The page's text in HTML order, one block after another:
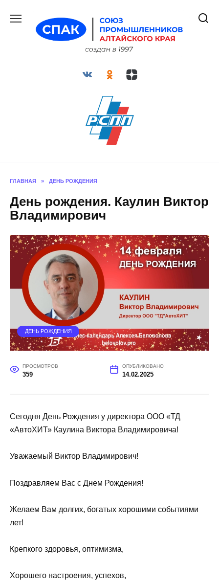
содержанию
ГЛАВНАЯ » ДЕНЬ РОЖДЕНИЯ
День рождения. Каулин Виктор
Владимирович
ДЕНЬ РОЖДЕНИЯ
ПРОСМОТРОВ
359
ОПУБЛИКОВАНО
14.02.2025
Сегодня День Рождения у директора ООО «ТД
«АвтоХИТ» Каулина Виктора Владимировича!
Уважаемый Виктор Владимирович!
Поздравляем Вас с Днем Рождения!
Желаем Вам долгих, богатых хорошими событиями
лет!
Крепкого здоровья, оптимизма,
Хорошего настроения, успехов,